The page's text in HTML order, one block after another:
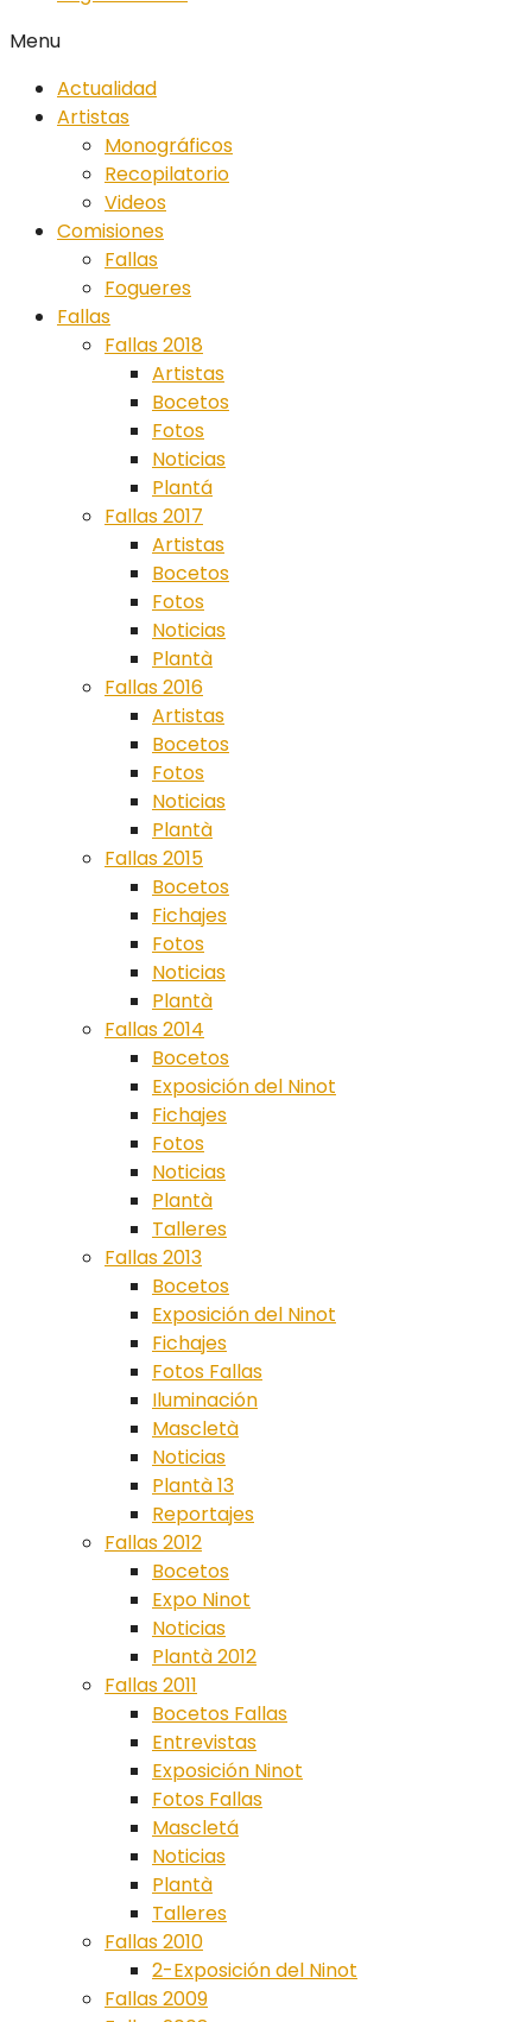
Menu
Actualidad
Artistas
Monográficos
Recopilatorio
Videos
Comisiones
Fallas
Fogueres
Fallas
Fallas 2018
Artistas
Bocetos
Fotos
Noticias
Plantá
Fallas 2017
Artistas
Bocetos
Fotos
Noticias
Plantà
Fallas 2016
Artistas
Bocetos
Fotos
Noticias
Plantà
Fallas 2015
Bocetos
Fichajes
Fotos
Noticias
Plantà
Fallas 2014
Bocetos
Exposición del Ninot
Fichajes
Fotos
Noticias
Plantà
Talleres
Fallas 2013
Bocetos
Exposición del Ninot
Fichajes
Fotos Fallas
Iluminación
Mascletà
Noticias
Plantà 13
Reportajes
Fallas 2012
Bocetos
Expo Ninot
Noticias
Plantà 2012
Fallas 2011
Bocetos Fallas
Entrevistas
Exposición Ninot
Fotos Fallas
Mascletá
Noticias
Plantà
Talleres
Fallas 2010
2-Exposición del Ninot
Fallas 2009